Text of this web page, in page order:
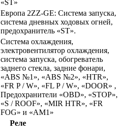
«ST»
Европа 2ZZ-GE: Система запуска,
система дневных ходовых огней,
предохранитель «ST».
Система охлаждения,
электровентилятор охлаждения,
система запуска, обогреватель
заднего стекла, задние фонари,
«ABS №1», «ABS №2», «HTR»,
«FR P / W», «FL P / W», «DOOR» ,
Предохранители «OBD», «STOP»,
«S / ROOF», «MIR HTR», «FR
FOG» и «AM1»
Реле